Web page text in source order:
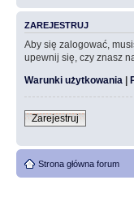
ZAREJESTRUJ
Aby się zalogować,
upewnij się, czy znasz
Warunki użytkowania |
Zarejestruj
Strona główna forum